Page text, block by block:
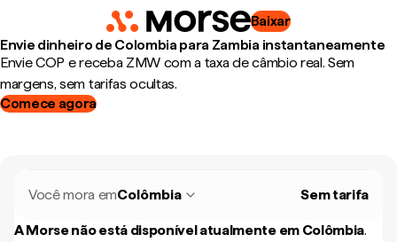
Baixar
Envie dinheiro de Colombia para Zambia instantaneamente
Envie COP e receba ZMW com a taxa de câmbio real. Sem
margens, sem tarifas ocultas.
Comece agora
Você mora emColômbia Sem tarifa
A Morse não está disponível atualmente em Colômbia.